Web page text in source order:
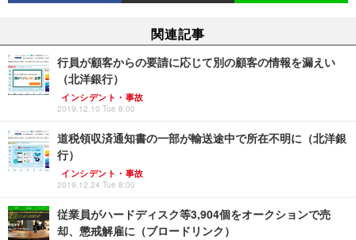
関連記事
行員が顧客からの要請に応じて別の顧客の情報を漏えい
（北洋銀行）
インシデント・事故
2019.12.10 Tue 8:00
道税領収済通知書の一部が輸送途中で所在不明に（北洋銀
行）
インシデント・事故
2019.12.24 Tue 8:00
従業員がハードディスク等3,904個をオークションで売
却、懲戒解雇に（ブロードリンク）